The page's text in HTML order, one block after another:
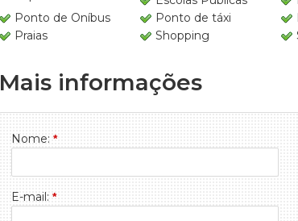
Ponto de Oníbus
Ponto de táxi
Praias
Shopping
Mais informações
Nome: *
E-mail: *